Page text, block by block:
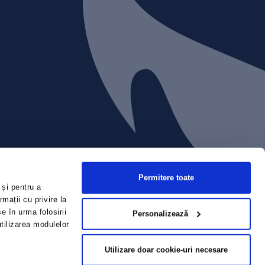
pentru a
cu privire la
în urma folosirii
modulelor
Permitere toate
Personalizează
Utilizare doar cookie-uri necesare